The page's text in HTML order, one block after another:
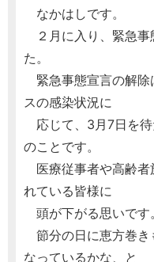
なかはしです。
２月に入り、緊急事
た。
緊急事態宣言の解除
スの感染状況に
応じて、3月7日を待
のことです。
医療従事者や高齢者
れている皆様に
頭が下がる思いです。
節分の日に恵方巻き
なっているかな、と